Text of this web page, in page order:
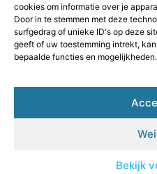
cookies om informatie over je
Door in te stemmen met deze
surfgedrag of unieke ID's op deze
geeft of uw toestemming intrekt,
bepaalde functies en mogelijkheden.
Bekijk
Goede backlinks kopen: de
Geld verdienen op internet: